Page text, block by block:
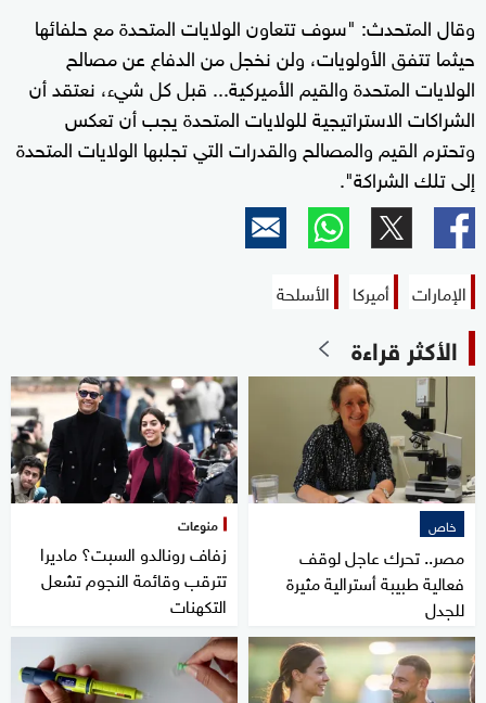
وقال المتحدث: "سوف تتعاون الولايات المتحدة مع حلفائها
حيثما تتفق الأولويات، ولن نخجل من الدفاع عن مصالح
الولايات المتحدة والقيم الأميركية... قبل كل شيء، نعتقد أن
الشراكات الاستراتيجية للولايات المتحدة يجب أن تعكس
وتحترم القيم والمصالح والقدرات التي تجلبها الولايات المتحدة
إلى تلك الشراكة".
الإمارات أميركا الأسلحة
الأكثر قراءة
خاص
مصر.. تحرك عاجل لوقف
فعالية طبيبة أسترالية مثيرة
للجدل
منوعات
زفاف رونالدو السبت؟ ماديرا
تترقب وقائمة النجوم تشعل
التكهنات